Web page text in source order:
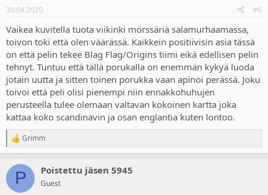
s
30.04.2020 #6
Vaikea kuvitella tuota viikinki mörssäriä salamurhaamassa,
toivon toki että olen väärässä. Kaikkein positiivisin asia tässä
on että pelin tekee Blag Flag/Origins tiimi eikä edellisen pelin
tehnyt. Tuntuu että tällä porukalla on enemmän kykyä luoda
jotain uutta ja sitten toinen porukka vaan apinoi perässä. Joku
toivoi että peli olisi pienempi niin ennakkohuhujen
perusteella tulee olemaan valtavan kokoinen kartta joka
kattaa koko scandinavin ja osan englantia kuten lontoo.
R
e
c
i
Grimm
P Poistettu jäsen 5945
Guest